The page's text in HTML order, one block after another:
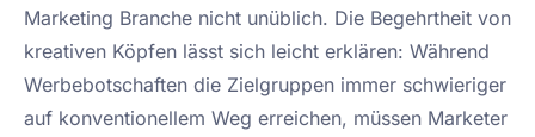
Marketing Branche nicht unüblich. Die Begehrtheit von
kreativen Köpfen lässt sich leicht erklären: Während
Werbebotschaften die Zielgruppen immer schwieriger
auf konventionellem Weg erreichen, müssen Marketer